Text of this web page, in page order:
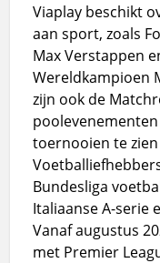
Viaplay beschikt
aan sport, zoals
Max Verstappen
Wereldkampioen
zijn ook de
toernooien te
Bundesliga
Italiaanse A-serie
Vanaf augustus
met Premier